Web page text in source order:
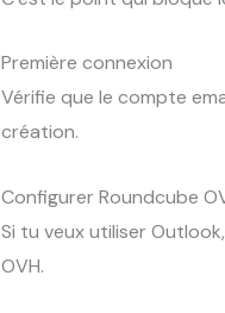
Première connexion
Vérifie que le compte
création.
Configurer Roundcube
Si tu veux utiliser
OVH.